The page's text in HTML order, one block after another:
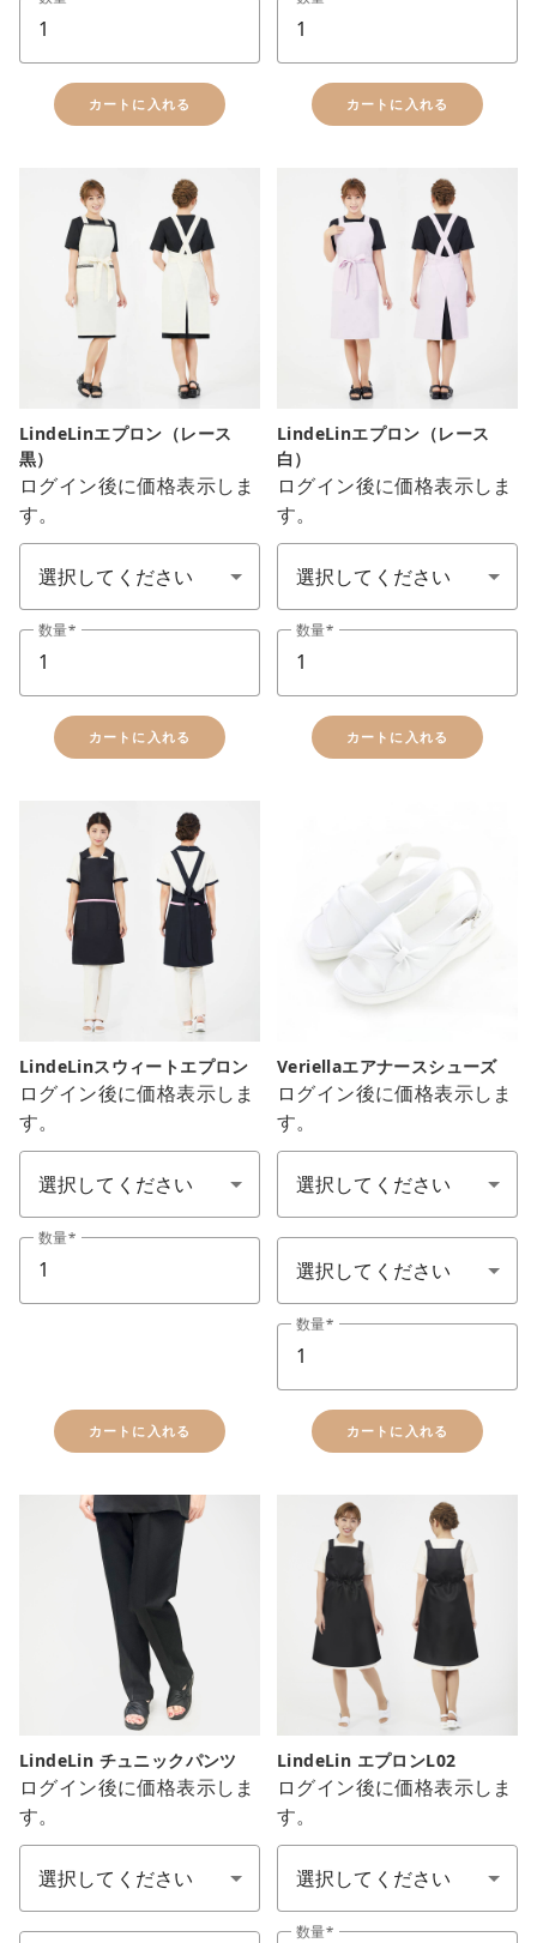
カートに入れる カートに入れる
LindeLinエプロン（レース
黒）
ログイン後に価格表示しま
す。
色：ブラック
数量
カートに入れる
LindeLinエプロン（レース
白）
ログイン後に価格表示しま
す。
色：ホワイト
数量
カートに入れる
LindeLinスウィートエプロン
ログイン後に価格表示しま
す。
色：カラ-
数量
カートに入れる
Veriellaエアナースシューズ
ログイン後に価格表示しま
す。
ユニフォーム カラー(制服顏
ユニフォーム サイズ(制服尺
数量
カートに入れる
LindeLin チュニックパンツ
ログイン後に価格表示しま
す。
サイズ
色：カラー
LindeLin エプロンL02
ログイン後に価格表示しま
す。
エプロン
数量
カートに追加しました。